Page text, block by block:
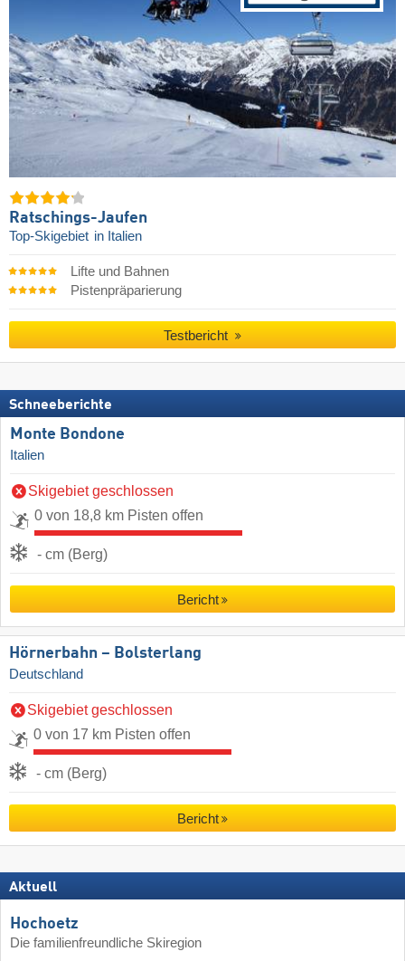
Ratschings-Jaufen
Top-Skigebiet in Italien
Lifte und Bahnen
Pistenpräparierung
Testbericht
Schneeberichte
Monte Bondone
Italien
Skigebiet geschlossen
0 von 18,8 km Pisten offen
- cm (Berg)
Bericht
Hörnerbahn – Bolsterlang
Deutschland
Skigebiet geschlossen
0 von 17 km Pisten offen
- cm (Berg)
Bericht
Aktuell
Hochoetz
Die familienfreundliche Skiregion